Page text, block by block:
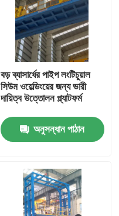
বড় ব্যাসার্ধের পাইপ লংটিচুয়াল
সিউম ওয়েল্ডিংয়ের জন্য ভারী
দায়িত্ব উত্তোলন প্ল্যাটফর্ম
অনুসন্ধান পাঠান